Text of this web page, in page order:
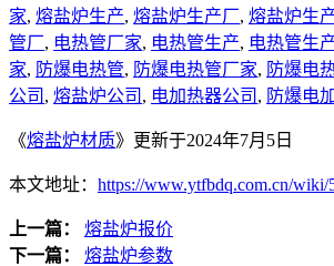
家, 熔盐炉生产, 熔盐炉生产厂, 熔盐炉生
管厂, 电热管厂家, 电热管生产, 电热管生
家, 防爆电热管, 防爆电热管厂家, 防爆电
公司 , 熔盐炉公司 , 电加热器公司 , 防爆电
《熔盐炉材质》更新于2024年7月5日
本文地址： https://www.ytfbdq.com.cn/wiki/
上一篇：
熔盐炉报价
下一篇：
熔盐炉参数